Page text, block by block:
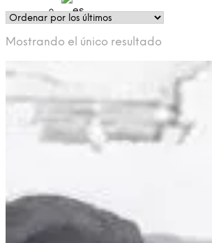
Mostrando el único resultado